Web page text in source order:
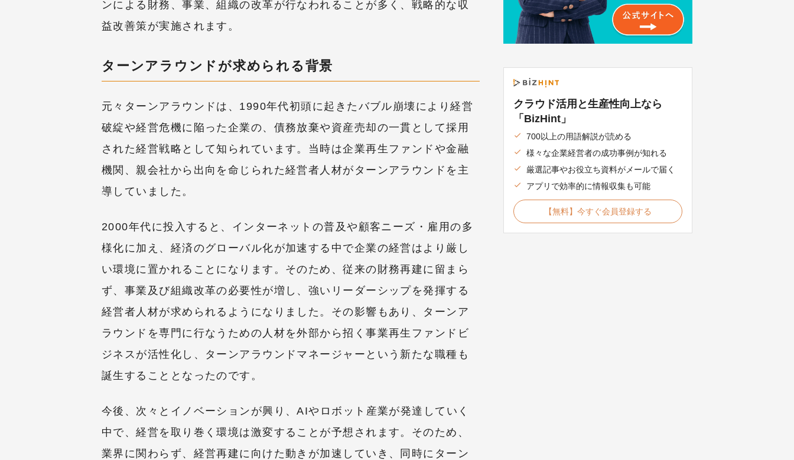
ンによる財務、事業、組織の改革が行なわれることが多く、戦略的な収
益改善策が実施されます。
ターンアラウンドが求められる背景
元々ターンアラウンドは、1990年代初頭に起きたバブル崩壊により経営
破綻や経営危機に陥った企業の、債務放棄や資産売却の一貫として採用
された経営戦略として知られています。当時は企業再生ファンドや金融
機関、親会社から出向を命じられた経営者人材がターンアラウンドを主
導していました。
2000年代に投入すると、インターネットの普及や顧客ニーズ・雇用の多
様化に加え、経済のグローバル化が加速する中で企業の経営はより厳し
い環境に置かれることになります。そのため、従来の財務再建に留まら
ず、事業及び組織改革の必要性が増し、強いリーダーシップを発揮する
経営者人材が求められるようになりました。その影響もあり、ターンア
ラウンドを専門に行なうための人材を外部から招く事業再生ファンドビ
ジネスが活性化し、ターンアラウンドマネージャーという新たな職種も
誕生することとなったのです。
今後、次々とイノベーションが興り、AIやロボット産業が発達していく
中で、経営を取り巻く環境は激変することが予想されます。そのため、
業界に関わらず、経営再建に向けた動きが加速していき、同時にターン
クラウド活用と生産性向上なら
「BizHint」
700以上の用語解説が読める
様々な企業経営者の成功事例が知れる
厳選記事やお役立ち資料がメールで届く
アプリで効率的に情報収集も可能
【無料】今すぐ会員登録する